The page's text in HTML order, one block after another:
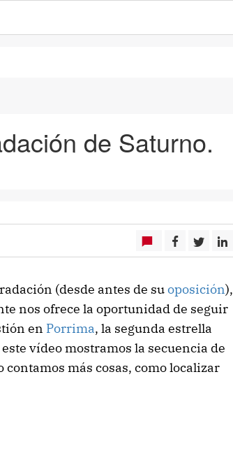
de Saturno.
(desde antes de suoposición),
nos ofrece la oportunidad de seguir
en Porrima, la segunda estrella
este vídeo mostramos la secuencia de
más cosas, como localizar